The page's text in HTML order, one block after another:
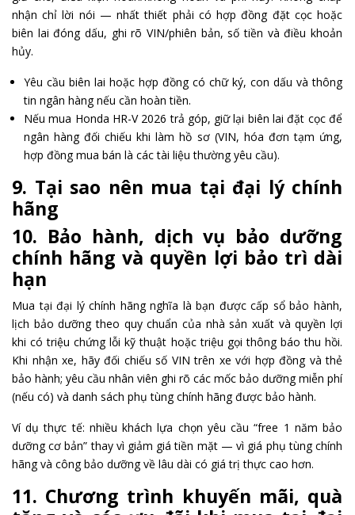
nhận chỉ lời nói — nhất thiết phải có hợp đồng đặt cọc hoặc
biên lai đóng dấu, ghi rõ VIN/phiên bản, số tiền và điều khoản
hủy.
Yêu cầu biên lai hoặc hợp đồng có chữ ký, con dấu và thông
tin ngân hàng nếu cần hoàn tiền.
Nếu mua Honda HR-V 2026 trả góp, giữ lại biên lai đặt cọc để
ngân hàng đối chiếu khi làm hồ sơ (VIN, hóa đơn tạm ứng,
hợp đồng mua bán là các tài liệu thường yêu cầu).
9. Tại sao nên mua tại đại lý chính
hãng
10. Bảo hành, dịch vụ bảo dưỡng
chính hãng và quyền lợi bảo trì dài
hạn
Mua tại đại lý chính hãng nghĩa là bạn được cấp sổ bảo hành,
lịch bảo dưỡng theo quy chuẩn của nhà sản xuất và quyền lợi
khi có triệu chứng lỗi kỹ thuật hoặc triệu gọi thông báo thu hồi.
Khi nhận xe, hãy đối chiếu số VIN trên xe với hợp đồng và thẻ
bảo hành; yêu cầu nhân viên ghi rõ các mốc bảo dưỡng miễn phí
(nếu có) và danh sách phụ tùng chính hãng được bảo hành.
Ví dụ thực tế: nhiều khách lựa chọn yêu cầu “free 1 năm bảo
dưỡng cơ bản” thay vì giảm giá tiền mặt — vì giá phụ tùng chính
hãng và công bảo dưỡng về lâu dài có giá trị thực cao hơn.
11. Chương trình khuyến mãi, quà